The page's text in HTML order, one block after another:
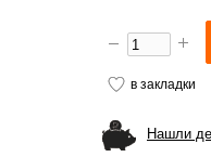
в закладки
Нашли